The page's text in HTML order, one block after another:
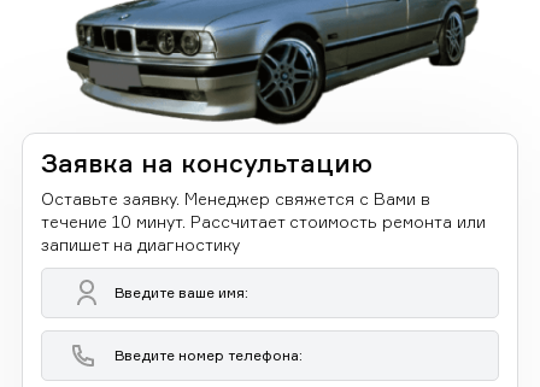
Заявка на консультацию
Оставьте заявку. Менеджер свяжется с Вами в
течение 10 минут. Рассчитает стоимость ремонта или
запишет на диагностику